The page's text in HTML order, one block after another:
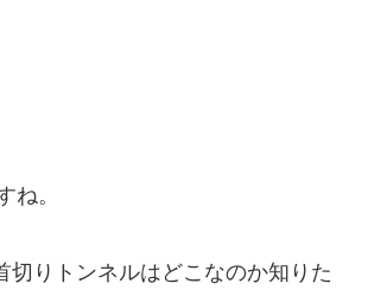
ね。
りトンネルはどこなのか知りた